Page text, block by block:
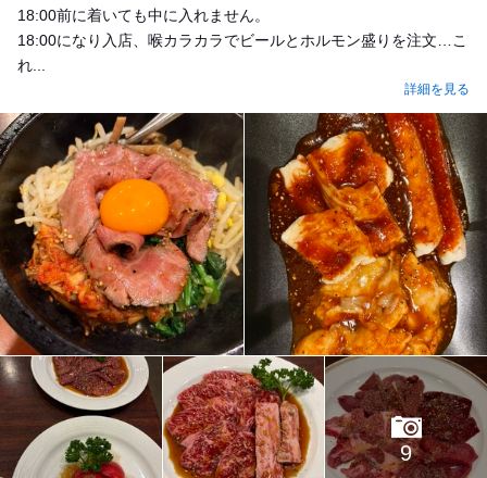
18:00前に着いても中に入れません。
18:00になり入店、喉カラカラでビールとホルモン盛りを注文…こ
れ...
詳細を見る
9